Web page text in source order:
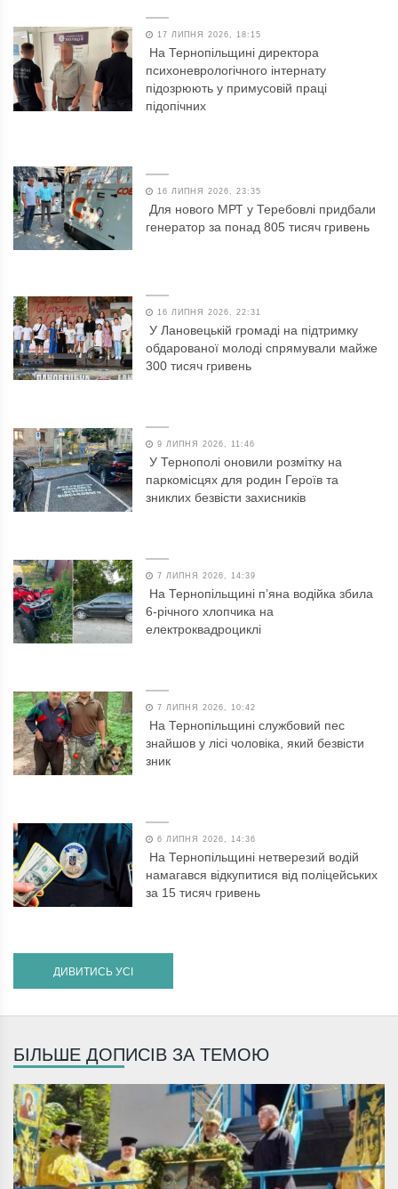
17 ЛИПНЯ 2026, 18:15
На Тернопільщині директора
психоневрологічного інтернату
підозрюють у примусовій праці
підопічних
16 ЛИПНЯ 2026, 23:35
Для нового МРТ у Теребовлі придбали
генератор за понад 805 тисяч гривень
16 ЛИПНЯ 2026, 22:31
У Лановецькій громаді на підтримку
обдарованої молоді спрямували майже
300 тисяч гривень
9 ЛИПНЯ 2026, 11:46
У Тернополі оновили розмітку на
паркомісцях для родин Героїв та
зниклих безвісти захисників
7 ЛИПНЯ 2026, 14:39
На Тернопільщині п’яна водійка збила
6-річного хлопчика на
електроквадроциклі
7 ЛИПНЯ 2026, 10:42
На Тернопільщині службовий пес
знайшов у лісі чоловіка, який безвісти
зник
6 ЛИПНЯ 2026, 14:36
На Тернопільщині нетверезий водій
намагався відкупитися від поліцейських
за 15 тисяч гривень
ДИВИТИСЬ УСІ
БІЛЬШЕ ДОПИСІВ ЗА ТЕМОЮ